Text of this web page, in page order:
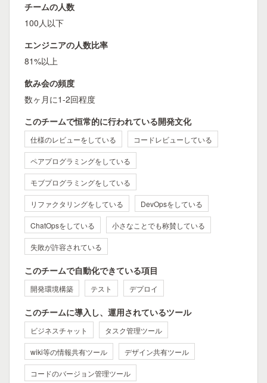
チームの人数
100人以下
エンジニアの人数比率
81%以上
飲み会の頻度
数ヶ月に1-2回程度
このチームで恒常的に行われている開発文化
仕様のレビューをしている コードレビューしている
ペアプログラミングをしている
モブプログラミングをしている
リファクタリングをしている DevOpsをしている
ChatOpsをしている 小さなことでも称賛している
失敗が許容されている
このチームで自動化できている項目
開発環境構築 テスト デプロイ
このチームに導入し、運用されているツール
ビジネスチャット タスク管理ツール
wiki等の情報共有ツール デザイン共有ツール
コードのバージョン管理ツール